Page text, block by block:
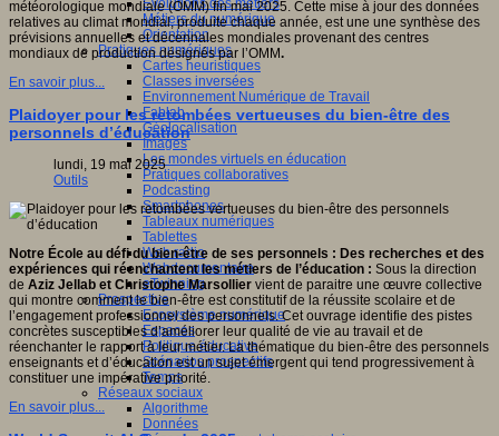
Evolutions des métiers
Métiers du numérique
Orientation
Pratiques numériques
Cartes heuristiques
Classes inversées
Environnement Numérique de Travail
Fablab
Géolocalisation
Images
Les mondes virtuels en éducation
Pratiques collaboratives
Podcasting
Smartphones
Tableaux numériques
Tablettes
Web radio
Webdocumentaire
eTwinning
Prospective
Ecosystème numérique
Espaces
Politique éducative
Scénarios prospectifs
Temps
Réseaux sociaux
Algorithme
Données
météorologique mondiale (OMM) fin mai 2025. Cette mise à jour des données
relatives au climat mondial, produite chaque année, est une une synthèse des
prévisions annuelles et décennales mondiales provenant des centres
mondiaux de production désignés par l’OMM.
En savoir plus...
Plaidoyer pour les retombées vertueuses du bien-être des
personnels d’éducation
lundi, 19 mai 2025
Outils
Notre École au défi du bien-être de ses personnels : Des recherches et des
expériences qui réenchantent les métiers de l’éducation : Sous la direction
de Aziz Jellab et Christophe Marsollier vient de paraitre une œuvre collective
qui montre comment le bien-être est constitutif de la réussite scolaire et de
l’engagement professionnel des personnels. Cet ouvrage identifie des pistes
concrètes susceptibles d’améliorer leur qualité de vie au travail et de
réenchanter le rapport à leur métier. La thématique du bien-être des personnels
enseignants et d’éducation est un sujet émergent qui tend progressivement à
constituer une impérative priorité.
En savoir plus...